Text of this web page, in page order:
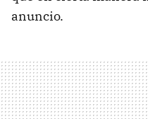
anuncio.